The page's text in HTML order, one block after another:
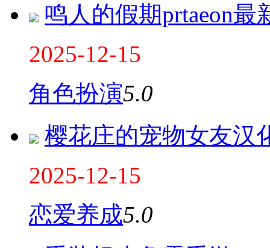
鸣人的假期prtaeon最
2025-12-15
角色扮演5.0
樱花庄的宠物女友汉
2025-12-15
恋爱养成5.0